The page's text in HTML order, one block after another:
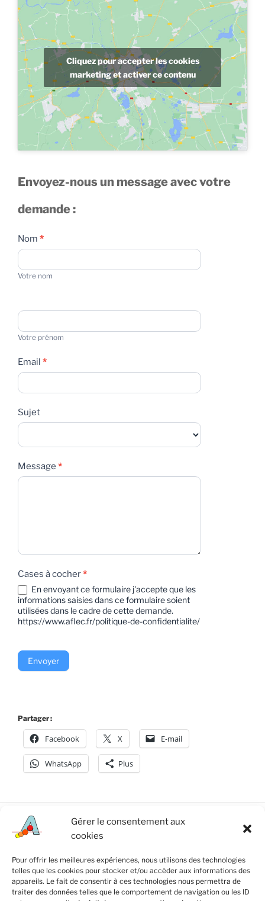
Gérer le consentement aux
cookies
Pour offrir les meilleures expériences, nous utilisons des technologies
telles que les cookies pour stocker et/ou accéder aux informations des
appareils. Le fait de consentir à ces technologies nous permettra de
traiter des données telles que le comportement de navigation ou les ID
Cliquez pour accepter les cookies
marketing et activer ce contenu
Envoyez-nous un message avec votre
demande :
Contact
Nom *
Votre nom
Votre prénom
Email *
Sujet
Message *
Cases à cocher*
En envoyant ce formulaire j'accepte que les
informations saisies dans ce formulaire soient
utilisées dans le cadre de cette demande.
https://www.aflec.fr/politique-de-confidentialite/
Envoyer
Partager :
Facebook X E-mail
WhatsApp Plus
Politique de cookies (UE)
Conseil d’Administration